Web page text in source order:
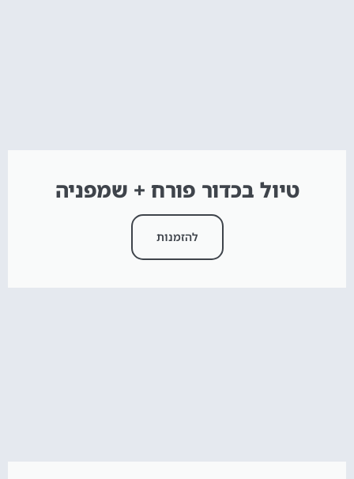
טיול בכדור פורח + שמפניה
להזמנות